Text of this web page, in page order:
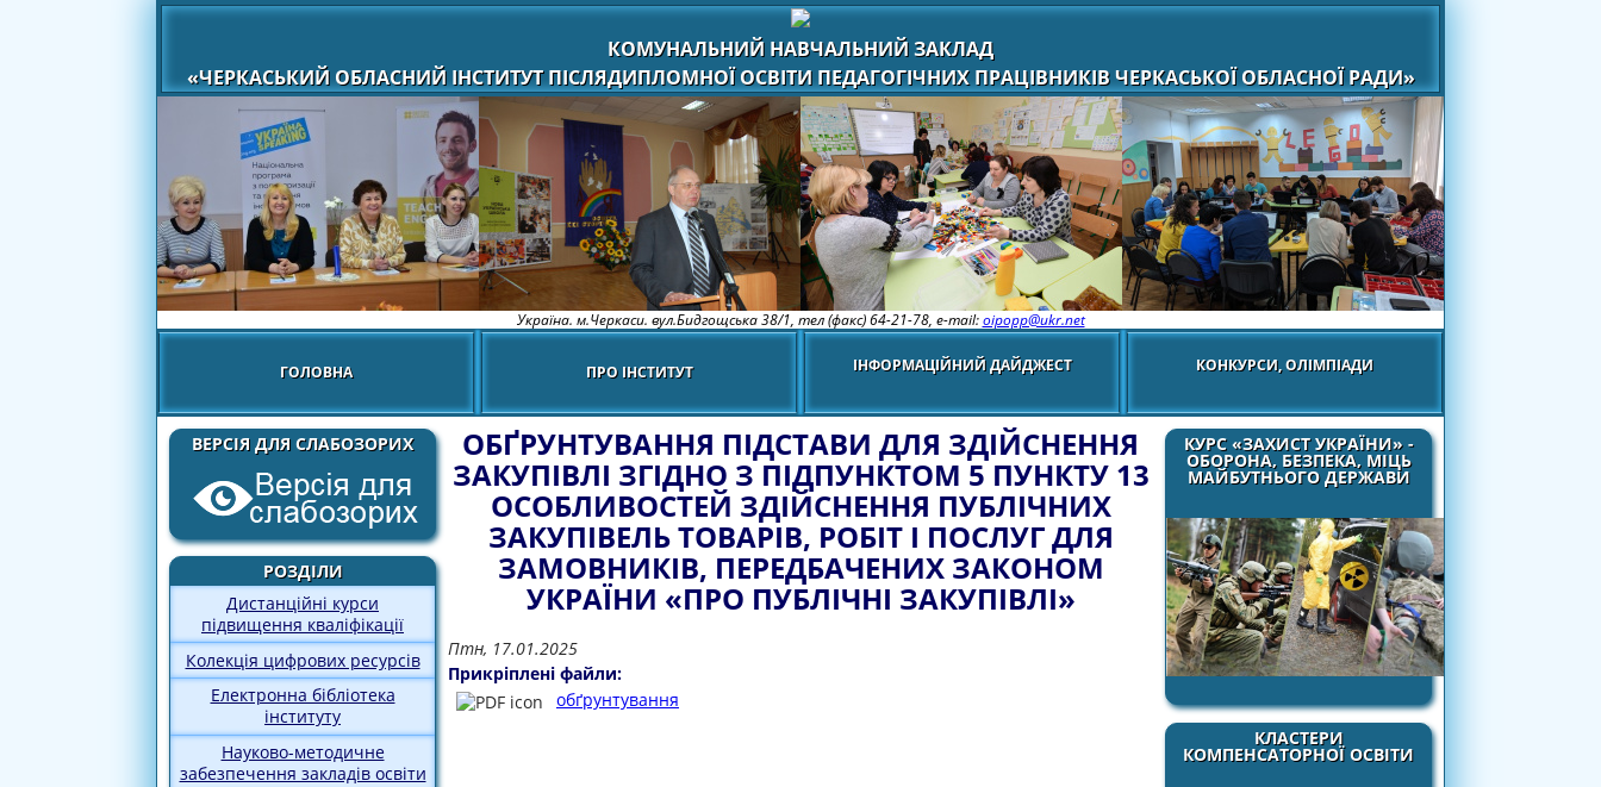
КОМУНАЛЬНИЙ НАВЧАЛЬНИЙ ЗАКЛАД
«ЧЕРКАСЬКИЙ ОБЛАСНИЙ ІНСТИТУТ ПІСЛЯДИПЛОМНОЇ ОСВІТИ ПЕДАГОГІЧНИХ ПРАЦІВНИКІВ ЧЕРКАСЬКОЇ ОБЛАСНОЇ РАДИ»
Україна. м.Черкаси. вул.Бидгощська 38/1, тел (факс) 64-21-78, e-mail:oipopp@ukr.net
ГОЛОВНА ПРО ІНСТИТУТ ІНФОРМАЦІЙНИЙ ДАЙДЖЕСТ КОНКУРСИ, ОЛІМПІАДИ
ВЕРСІЯ ДЛЯ СЛАБОЗОРИХ
РОЗДІЛИ
Дистанційні курси
підвищення кваліфікації
Колекція цифрових ресурсів
Електронна бібліотека
інституту
Науково-методичне
забезпечення закладів освіти
КУРС «ЗАХИСТ УКРАЇНИ» -
ОБОРОНА, БЕЗПЕКА, МІЦЬ
МАЙБУТНЬОГО ДЕРЖАВИ
КЛАСТЕРИ
КОМПЕНСАТОРНОЇ ОСВІТИ
ОБҐРУНТУВАННЯ ПІДСТАВИ ДЛЯ ЗДІЙСНЕННЯ
ЗАКУПІВЛІ ЗГІДНО З ПІДПУНКТОМ 5 ПУНКТУ 13
ОСОБЛИВОСТЕЙ ЗДІЙСНЕННЯ ПУБЛІЧНИХ
ЗАКУПІВЕЛЬ ТОВАРІВ, РОБІТ І ПОСЛУГ ДЛЯ
ЗАМОВНИКІВ, ПЕРЕДБАЧЕНИХ ЗАКОНОМ
УКРАЇНИ «ПРО ПУБЛІЧНІ ЗАКУПІВЛІ»
Птн, 17.01.2025
Прикріплені файли:
обґрунтування